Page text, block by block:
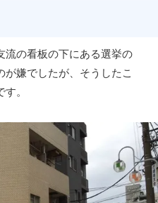
流の看板の下にある選挙の
嫌でしたが、そうしたこ
。